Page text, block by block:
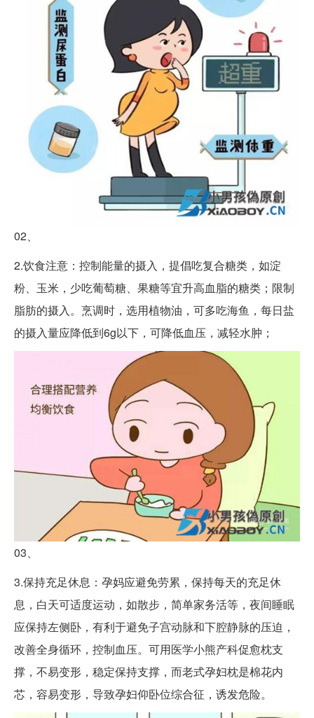
02、
2.饮食注意：控制能量的摄入，提倡吃复合糖类，如淀
粉、玉米，少吃葡萄糖、果糖等宜升高血脂的糖类；限制
脂肪的摄入。烹调时，选用植物油，可多吃海鱼，每日盐
的摄入量应降低到6g以下，可降低血压，减轻水肿；
03、
3.保持充足休息：孕妈应避免劳累，保持每天的充足休
息，白天可适度运动，如散步，简单家务活等，夜间睡眠
应保持左侧卧，有利于避免子宫动脉和下腔静脉的压迫，
改善全身循环，控制血压。可用医学小熊产科促愈枕支
撑，不易变形，稳定保持支撑，而老式孕妇枕是棉花内
芯，容易变形，导致孕妇仰卧位综合征，诱发危险。